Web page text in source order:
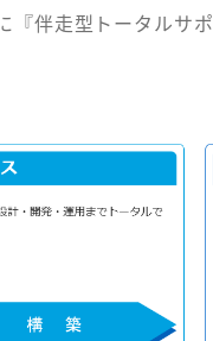
伴走型トータルサ